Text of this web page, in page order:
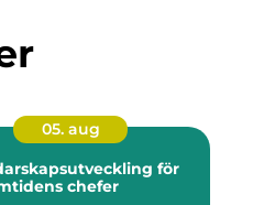
05. aug
för
chefer